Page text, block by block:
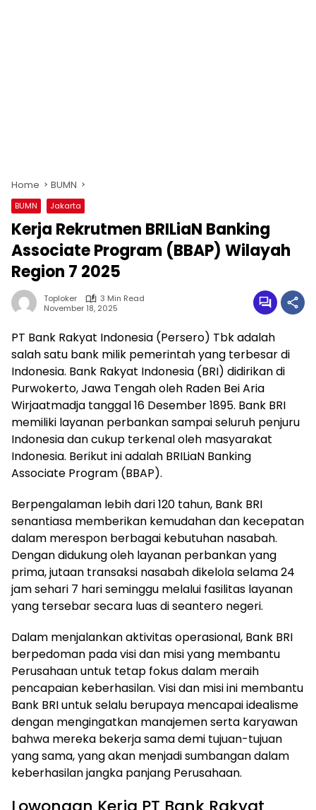
Home BUMN
BUMN Jakarta
Kerja Rekrutmen BRILiaN Banking
Associate Program (BBAP) Wilayah
Region 7 2025
Toploker
3 Min Read
November 18, 2025
PT Bank Rakyat Indonesia (Persero) Tbk adalah
salah satu bank milik pemerintah yang terbesar di
Indonesia. Bank Rakyat Indonesia (BRI) didirikan di
Purwokerto, Jawa Tengah oleh Raden Bei Aria
Wirjaatmadja tanggal 16 Desember 1895. Bank BRI
memiliki layanan perbankan sampai seluruh penjuru
Indonesia dan cukup terkenal oleh masyarakat
Indonesia. Berikut ini adalah BRILiaN Banking
Associate Program (BBAP).
Berpengalaman lebih dari 120 tahun, Bank BRI
senantiasa memberikan kemudahan dan kecepatan
dalam merespon berbagai kebutuhan nasabah.
Dengan didukung oleh layanan perbankan yang
prima, jutaan transaksi nasabah dikelola selama 24
jam sehari 7 hari seminggu melalui fasilitas layanan
yang tersebar secara luas di seantero negeri.
Dalam menjalankan aktivitas operasional, Bank BRI
berpedoman pada visi dan misi yang membantu
Perusahaan untuk tetap fokus dalam meraih
pencapaian keberhasilan. Visi dan misi ini membantu
Bank BRI untuk selalu berupaya mencapai idealisme
dengan mengingatkan manajemen serta karyawan
bahwa mereka bekerja sama demi tujuan-tujuan
yang sama, yang akan menjadi sumbangan dalam
keberhasilan jangka panjang Perusahaan.